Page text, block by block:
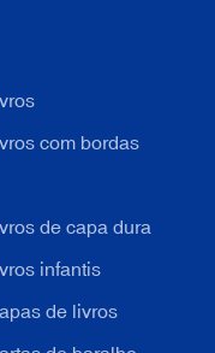
com bordas
de capa dura
infantis
de livros